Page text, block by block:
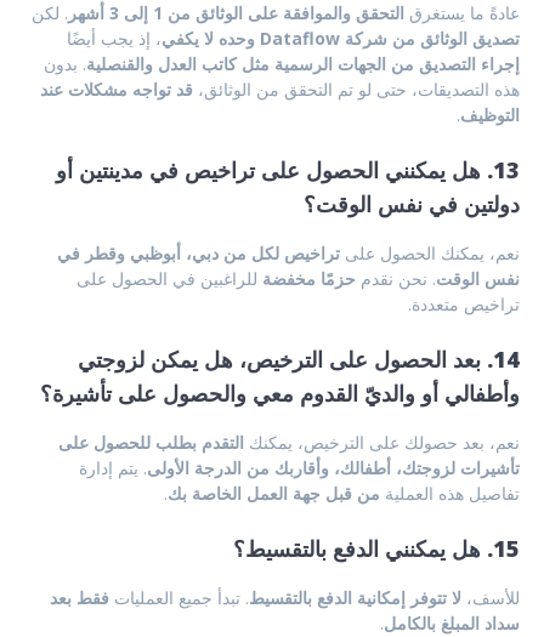
عادةً ما يستغرق التحقق والموافقة على الوثائق من 1 إلى 3 أشهر
. لكن
تصديق الوثائق من شركة Dataflow وحده لا يكفي
، إذ يجب أيضًا
إجراء التصديق من الجهات الرسمية مثل كاتب العدل والقنصلية. بدون
هذه التصديقات، حتى لو تم التحقق من الوثائق، قد تواجه مشكلات عند
التوظيف.
13. هل يمكنني الحصول على تراخيص في مدينتين أو
دولتين في نفس الوقت؟
نعم، يمكنك الحصول على تراخيص لكل من دبي، أبوظبي وقطر في
نفس الوقت. نحن نقدم حزمًا مخفضة للراغبين في الحصول على
تراخيص متعددة.
14. بعد الحصول على الترخيص، هل يمكن لزوجتي
وأطفالي أو والديّ القدوم معي والحصول على تأشيرة؟
نعم، بعد حصولك على الترخيص، يمكنك التقدم بطلب للحصول على
تأشيرات لزوجتك، أطفالك، وأقاربك من الدرجة الأولى. يتم إدارة
تفاصيل هذه العملية من قبل جهة العمل الخاصة بك.
15. هل يمكنني الدفع بالتقسيط؟
للأسف، لا تتوفر إمكانية الدفع بالتقسيط. تبدأ جميع العمليات فقط بعد
سداد المبلغ بالكامل.